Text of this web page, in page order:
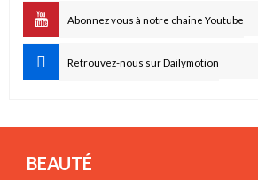
Abonnez vous à notre chaine Youtube
Retrouvez-nous sur Dailymotion
BEAUTÉ